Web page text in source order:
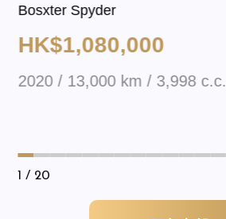
Bosxter Spyder
HK$1,080,000
2020 / 13,000 km / 3,998 c.c.
1 / 20